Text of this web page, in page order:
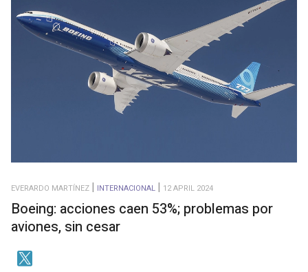
EVERARDO MARTÍNEZ INTERNACIONAL 12 APRIL 2024
Boeing: acciones caen 53%; problemas por
aviones, sin cesar